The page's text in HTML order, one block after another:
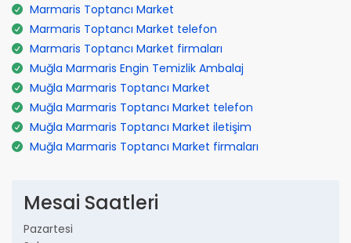
Marmaris Toptancı Market
Marmaris Toptancı Market telefon
Marmaris Toptancı Market firmaları
Muğla Marmaris Engin Temizlik Ambalaj
Muğla Marmaris Toptancı Market
Muğla Marmaris Toptancı Market telefon
Muğla Marmaris Toptancı Market iletişim
Muğla Marmaris Toptancı Market firmaları
Mesai Saatleri
Pazartesi